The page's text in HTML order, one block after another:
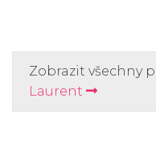
Zobrazit všechny
Laurent